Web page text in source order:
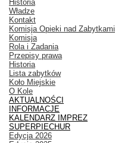
Historia
Władze
Kontakt
Komisja Opieki nad Zabytkami
Komisja
Rola i Zadania
Przepisy prawa
Historia
Lista zabytków
Koło Miejskie
O Kole
AKTUALNOŚCI
INFORMACJE
KALENDARZ IMPREZ
SUPERPIECHUR
Edycja 2026